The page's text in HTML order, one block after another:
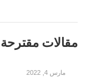
مقالات مقترحة
مارس 4, 2022